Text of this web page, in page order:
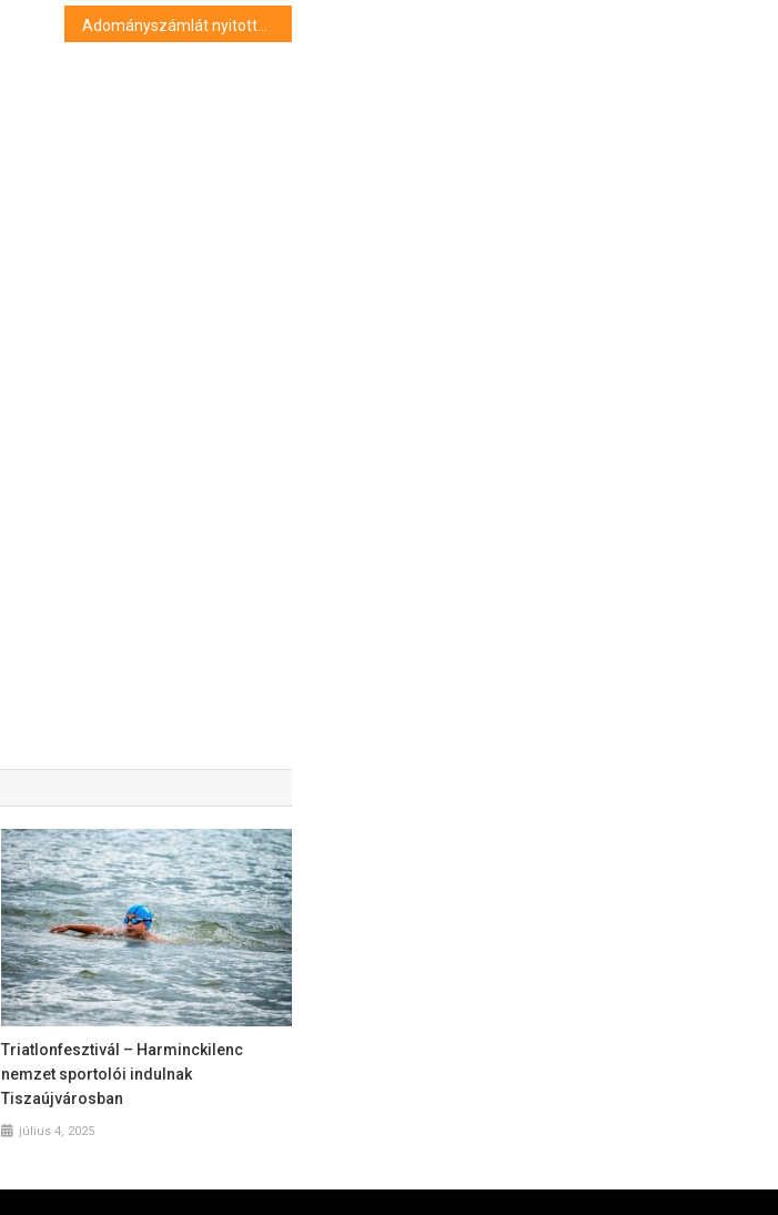
Adományszámlát nyitottak a miskolctapolcai Barlangfürdő újjáépítésére
Triatlonfesztivál – Harminckilenc
nemzet sportolói indulnak
Tiszaújvárosban
július 4, 2025